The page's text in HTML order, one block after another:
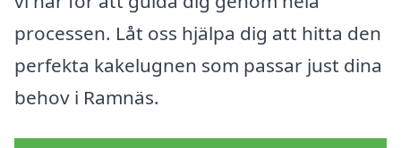
processen. Låt oss hjälpa dig att hitta den
perfekta kakelugnen som passar just dina
behov i Ramnäs.